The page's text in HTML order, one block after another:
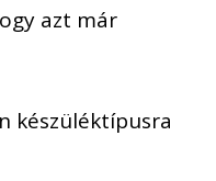
azt már
készüléktípusra